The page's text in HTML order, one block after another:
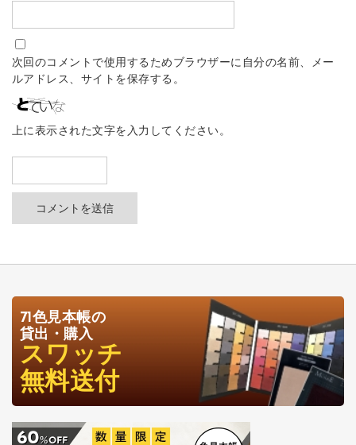
次回のコメントで使用するためブラウザーに自分の名前、メー
ルアドレス、サイトを保存する。
上に表示された文字を入力してください。
71色見本帳の
貸出・購入
スワッチ
無料送付